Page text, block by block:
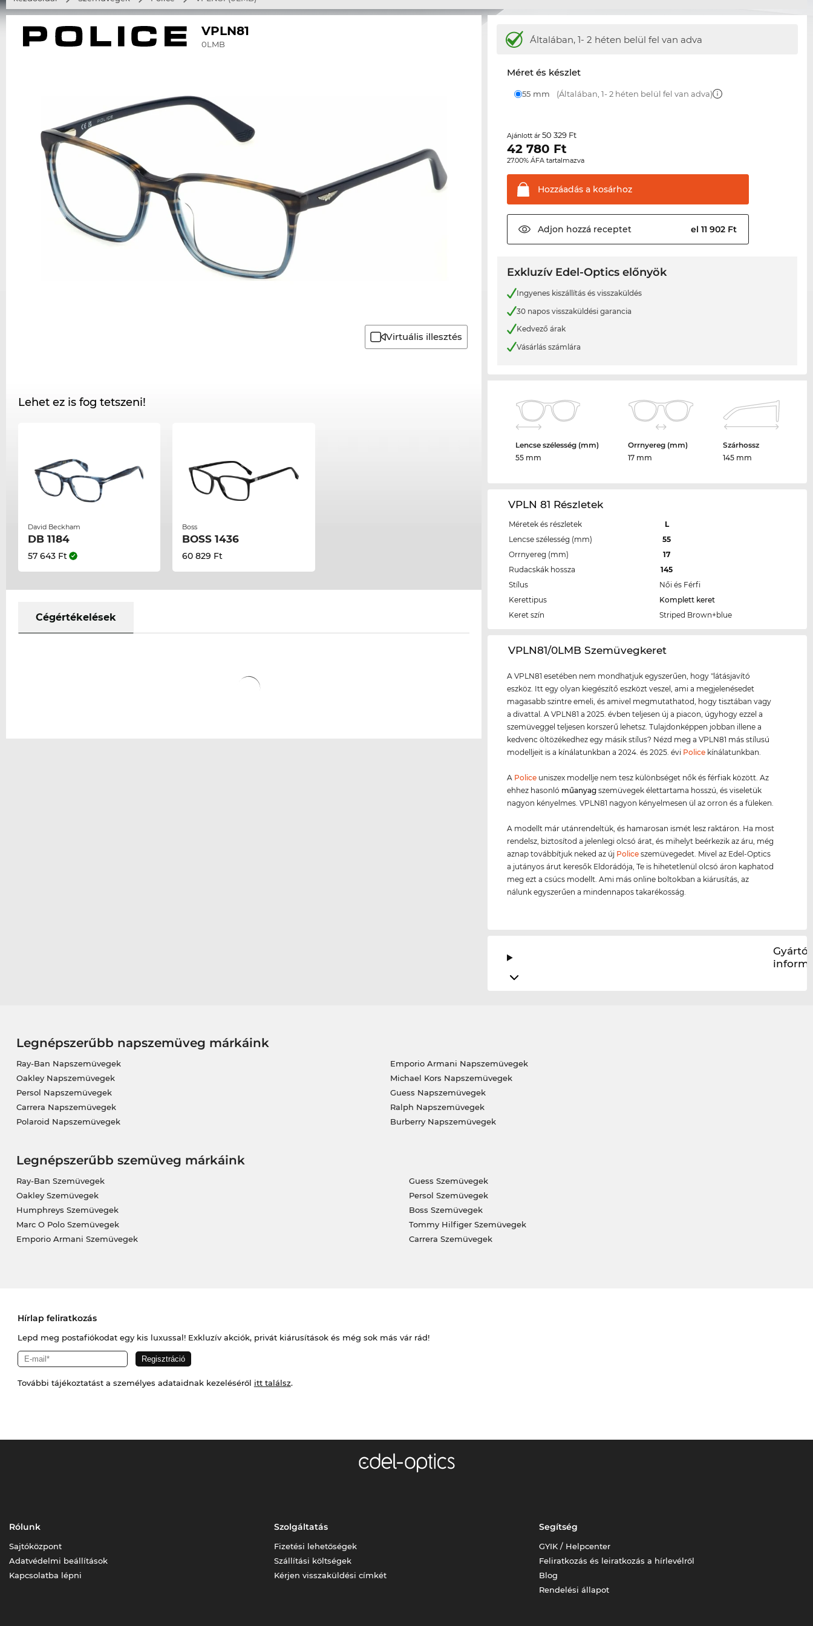
VPLN81
0LMB
Virtuális illesztés
Lehet ez is fog tetszeni!
David Beckham
DB 1184
57 643 Ft
Boss
BOSS 1436
60 829 Ft
Cégértékelések
Általában, 1- 2 héten belül fel van adva
Méret és készlet
55 mm (Általában, 1- 2 héten belül fel van adva)
Ajánlott ár50 329 Ft
42 780 Ft
27.00% ÁFA tartalmazva
Hozzáadás a kosárhoz
Adjon hozzá receptet el 11 902 Ft
Exkluzív Edel-Optics előnyök
Ingyenes kiszállítás és visszaküldés
30 napos visszaküldési garancia
Kedvező árak
Vásárlás számlára
Lencse szélesség (mm)
55 mm
Orrnyereg (mm)
17 mm
Szárhossz
145 mm
VPLN 81 Részletek
Méretek és részletek
L
Lencse szélesség (mm)
55
Orrnyereg (mm)
17
Rudacskák hossza
145
Stílus
Női és Férfi
Kerettipus
Komplett keret
Keret szín
Striped Brown+blue
‌VPLN81/0LMB Szemüvegkeret
A VPLN81 esetében nem mondhatjuk egyszerűen, hogy "látásjavító
eszköz. Itt egy olyan kiegészítő eszközt veszel, ami a megjelenésedet
magasabb szintre emeli, és amivel megmutathatod, hogy tisztában vagy
a divattal. A VPLN81 a 2025. évben teljesen új a piacon, úgyhogy ezzel a
szemüveggel teljesen korszerű lehetsz. Tulajdonképpen jobban illene a
kedvenc öltözékedhez egy másik stílus? Nézd meg a VPLN81 más stílusú
modelljeit is a kínálatunkban a 2024. és 2025. évi Police kínálatunkban.
A Police uniszex modellje nem tesz különbséget nők és férfiak között. Az
ehhez hasonló műanyag szemüvegek élettartama hosszú, és viseletük
nagyon kényelmes. VPLN81 nagyon kényelmesen ül az orron és a füleken.
A modellt már utánrendeltük, és hamarosan ismét lesz raktáron. Ha most
rendelsz, biztosítod a jelenlegi olcsó árat, és mihelyt beérkezik az áru, még
aznap továbbítjuk neked az új Police szemüvegedet. Mivel az Edel-Optics
a jutányos árut keresők Eldorádója, Te is hihetetlenül olcsó áron kaphatod
meg ezt a csúcs modellt. Ami más online boltokban a kiárusítás, az
nálunk egyszerűen a mindennapos takarékosság.
Gyártói
Legnépszerűbb napszemüveg márkáink
Ray-Ban Napszemüvegek
Oakley Napszemüvegek
Persol Napszemüvegek
Carrera Napszemüvegek
Polaroid Napszemüvegek
Emporio Armani Napszemüvegek
Michael Kors Napszemüvegek
Guess Napszemüvegek
Ralph Napszemüvegek
Burberry Napszemüvegek
Legnépszerűbb szemüveg márkáink
Ray-Ban Szemüvegek
Oakley Szemüvegek
Humphreys Szemüvegek
Marc O Polo Szemüvegek
Emporio Armani Szemüvegek
Guess Szemüvegek
Persol Szemüvegek
Boss Szemüvegek
Tommy Hilfiger Szemüvegek
Carrera Szemüvegek
Hírlap feliratkozás
Lepd meg postafiókodat egy kis luxussal! Exkluzív akciók, privát kiárusítások és még sok más vár rád!
További tájékoztatást a személyes adataidnak kezeléséről itt találsz.
Rólunk
Sajtóközpont
Adatvédelmi beállítások
Kapcsolatba lépni
Szolgáltatás
Fizetési lehetőségek
Szállítási költségek
Kérjen visszaküldési címkét
Segítség
GYIK / Helpcenter
Feliratkozás és leiratkozás a hírlevélről
Blog
Rendelési állapot